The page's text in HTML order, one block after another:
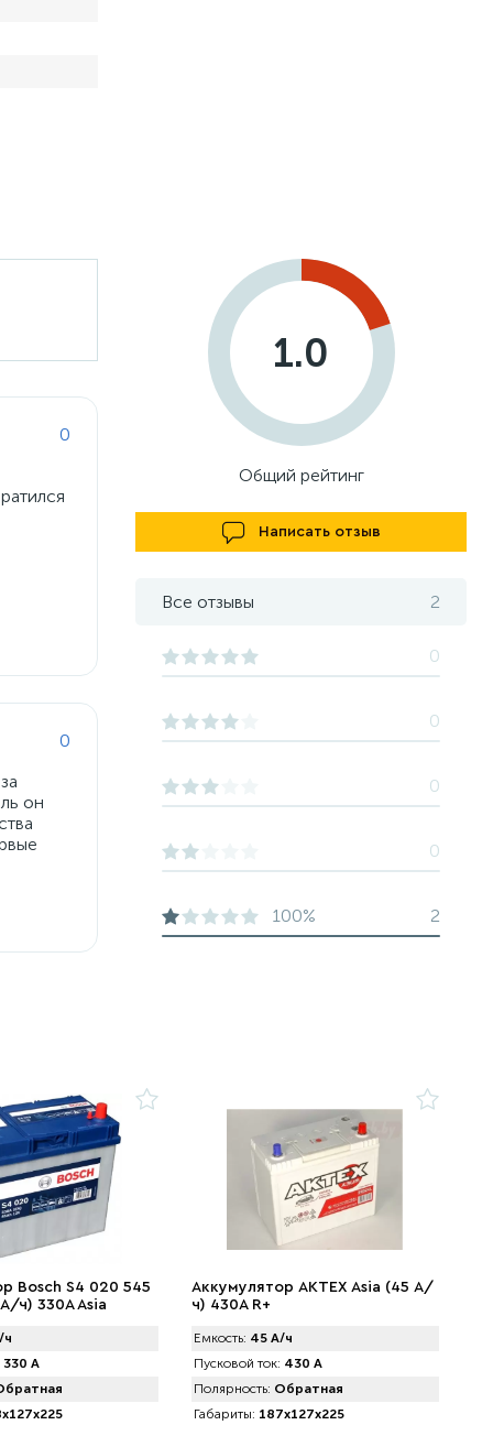
0
0
он
1.0
Общий рейтинг
Написать отзыв
Все отзывы 2
0
0
0
0
100% 2
Bosch S4 020 545
ч) 330A Asia
330 А
Аккумулятор AKTEX Asia (45 А/
ч) 430A R+
Емкость: 45 А/ч
Пусковой ток: 430 А
Полярность: Обратная
Габариты: 187x127x225